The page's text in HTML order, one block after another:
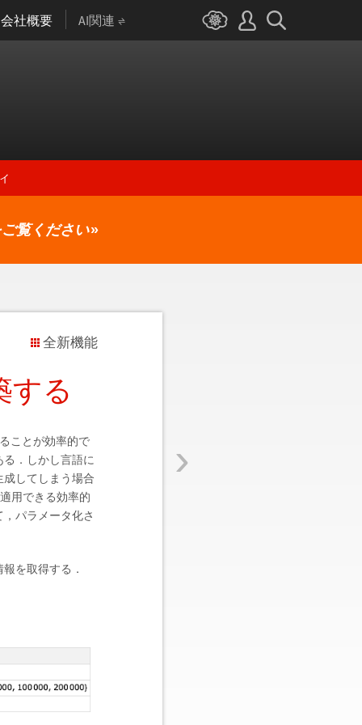
会社概要 AI関連
覧ください»
›
全新機能
する
ことが効率的で
．しかし言語に
してしまう場合
用できる効率的
パラメータ化さ
を取得する．